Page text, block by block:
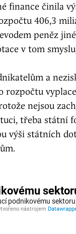
finance činila
406,3
peněz
v tom
a
nejsou
třeba státní
výši státních